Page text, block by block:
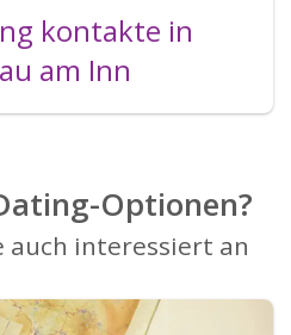
kontakte in
am Inn
Optionen?
auch interessiert an